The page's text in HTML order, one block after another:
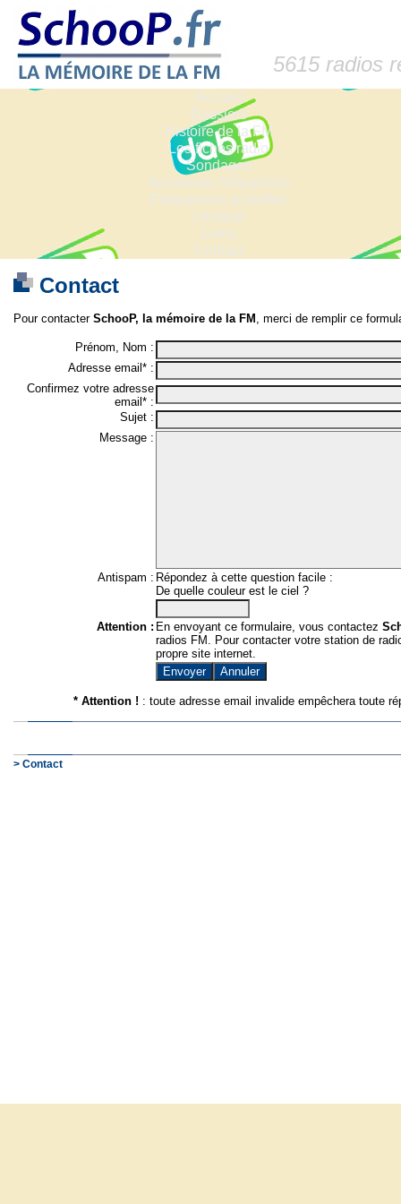
5615 radios
Accueil
Dossiers
Histoire de la FM
Les fiches radio
Sondages
Anciennes fréquences
Fréquences actuelles
Lexique
Liens
Contact
Contact
Pour contacter SchooP, la mémoire de la FM , merci de remplir ce
Prénom, Nom :
Adresse email* :
Confirmez votre adresse
email* :
Sujet :
Message :
Antispam : Répondez à cette question facile :
De quelle couleur est le ciel ?
Attention : En envoyant ce formulaire, vous contactez
radios FM. Pour contacter votre station de
propre site internet.
* Attention ! : toute adresse email invalide empêchera toute
> Contact